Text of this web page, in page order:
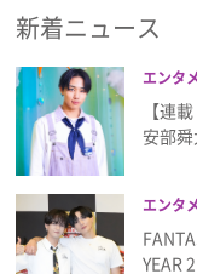
エンタメ
ライフスタイ
プレゼント
インタビュー
新着ニュース
エンタ
【連
安部
エンタ
YEAR